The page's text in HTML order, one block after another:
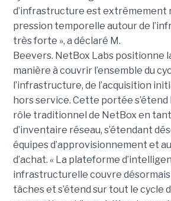
d’infrastructure est extrêmement
pression temporelle autour de
très forte », a déclaré M.
Beevers. NetBox Labs positionne
manière à couvrir l’ensemble du
l’infrastructure, de l’acquisition
hors service. Cette portée s’étend
rôle traditionnel de NetBox en
d’inventaire réseau, s’étendant
équipes d’approvisionnement et
d’achat. « La plateforme
infrastructurelle couvre désormais
tâches et s’étend sur tout le cycle